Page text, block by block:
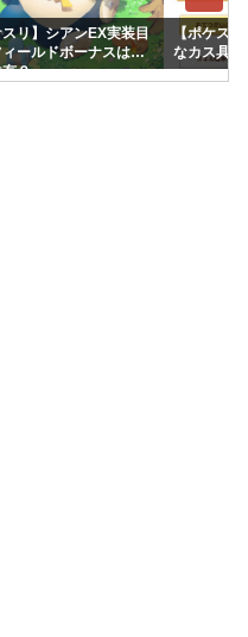
スリ】シアンEX実装目
ールドボーナスは通
？
【ポケス
なカス具合